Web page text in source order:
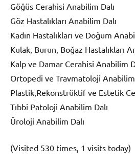
Göğüs Cerahisi Anabilim Dalı
Göz Hastalıkları Anabilim Dalı
Kadın Hastalıkları ve Doğum
Kulak, Burun, Boğaz Hastalıkları
Kalp ve Damar Cerahisi Anabilim
Ortopedi ve Travmatoloji Anabilim
Plastik,Rekonstrüktif ve Estetik
Tıbbi Patoloji Anabilim Dalı
Üroloji Anabilim Dalı
(Visited 530 times, 1 visits today)